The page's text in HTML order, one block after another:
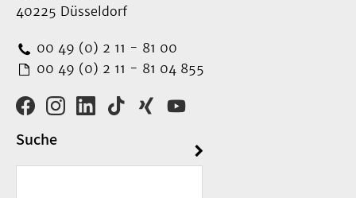
40225 Düsseldorf
00 49 (0) 2 11 - 81 00
00 49 (0) 2 11 - 81 04 855
Suche